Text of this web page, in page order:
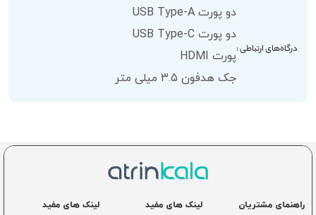
درگاه‌های ارتباطی :
دو پورت USB Type-A
دو پورت USB Type-C
پورت HDMI
جک هدفون 3.5 میلی متر
راهنمای مشتریان لینک های مفید لینک های مفید